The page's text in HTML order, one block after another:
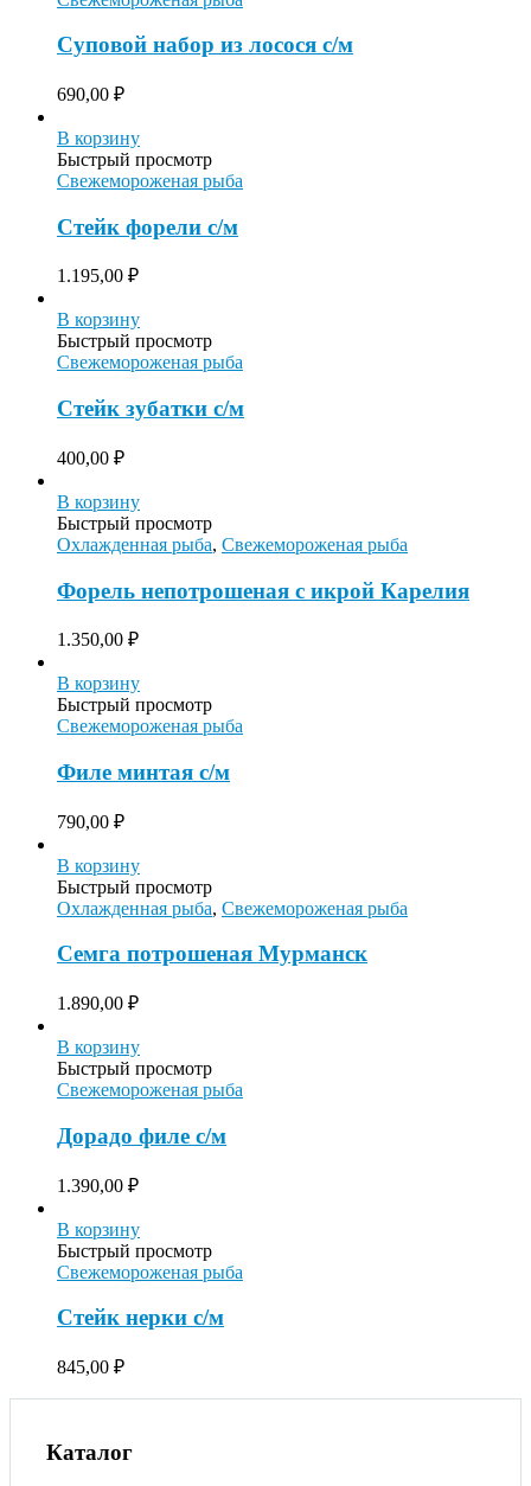
Суповой набор из лосося с/м
690,00 ₽
В корзину
Быстрый просмотр
Свежемороженая рыба
Cтейк форели с/м
1.195,00 ₽
В корзину
Быстрый просмотр
Свежемороженая рыба
Стейк зубатки с/м
400,00 ₽
В корзину
Быстрый просмотр
Охлажденная рыба, Свежемороженая рыба
Форель непотрошеная с икрой Карелия
1.350,00 ₽
В корзину
Быстрый просмотр
Свежемороженая рыба
Филе минтая с/м
790,00 ₽
В корзину
Быстрый просмотр
Охлажденная рыба, Свежемороженая рыба
Семга потрошеная Мурманск
1.890,00 ₽
В корзину
Быстрый просмотр
Свежемороженая рыба
Дорадо филе с/м
1.390,00 ₽
В корзину
Быстрый просмотр
Свежемороженая рыба
Стейк нерки с/м
845,00 ₽
Каталог